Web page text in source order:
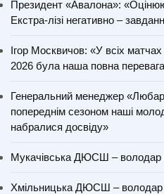
Президент «Авалона»:
Екстра-лізі негативно –
Ігор Москвичов: «У всіх
2026 була наша повна
Генеральний менеджер
попереднім сезоном наші
набралися досвіду»
Мукачівська ДЮСШ – володар
Хмільницька ДЮСШ – володар